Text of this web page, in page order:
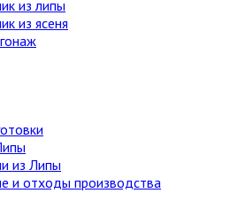
из липы
из ясеня
из Липы
и отходы производства